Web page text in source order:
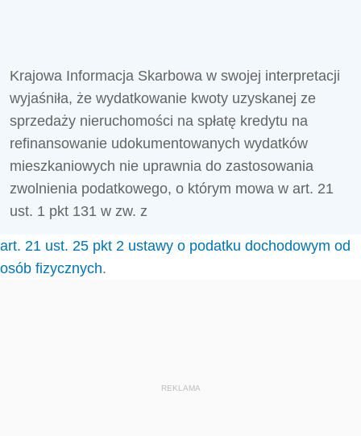
Krajowa Informacja Skarbowa w swojej interpretacji
wyjaśniła, że wydatkowanie kwoty uzyskanej ze
sprzedaży nieruchomości na spłatę kredytu na
refinansowanie udokumentowanych wydatków
mieszkaniowych nie uprawnia do zastosowania
zwolnienia podatkowego, o którym mowa w art. 21
ust. 1 pkt 131 w zw. z
art. 21 ust. 25 pkt 2 ustawy o podatku dochodowym od
osób fizycznych.
REKLAMA